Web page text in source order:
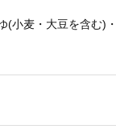
(小麦・大豆を含む)